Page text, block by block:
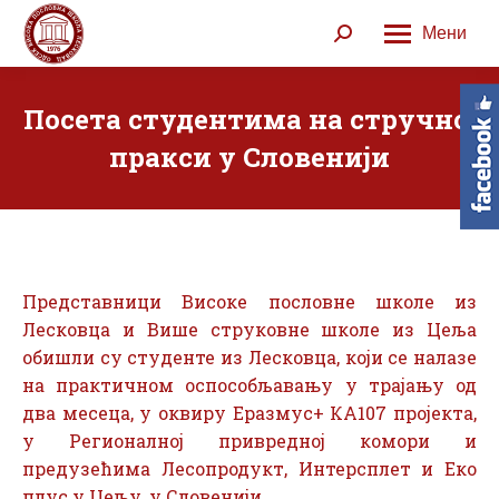
Мени
Search:
Посета студентима на стручној
пракси у Словенији
Представници Високе пословне школе из
Лесковца и Више струковне школе из Цеља
обишли су студенте из Лесковца, који се налазе
на практичном оспособљавању у трајању од
два месеца, у оквиру Еразмус+ КА107 пројекта,
у Регионалној привредној комори и
предузећима Лесопродукт, Интерсплет и Еко